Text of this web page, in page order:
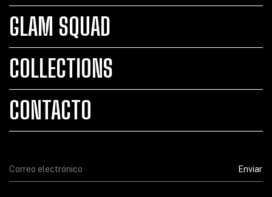
GLAM SQUAD
COLLECTIONS
CONTACTO